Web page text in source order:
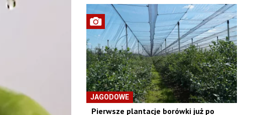
JAGODOWE
Pierwsze plantacje borówki już po